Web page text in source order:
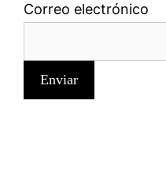
Correo electrónico